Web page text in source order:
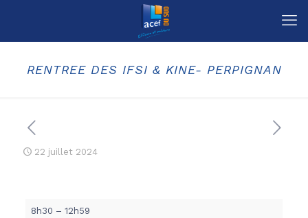
RENTREE DES IFSI & KINE- PERPIGNAN
22 juillet 2024
RENTREE
8h30 – 12h59